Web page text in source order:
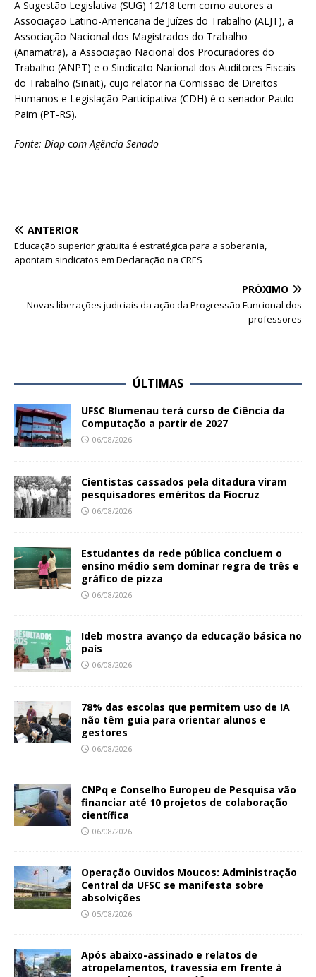
A Sugestão Legislativa (SUG) 12/18 tem como autores a
Associação Latino-Americana de Juízes do Trabalho (ALJT), a
Associação Nacional dos Magistrados do Trabalho
(Anamatra), a Associação Nacional dos Procuradores do
Trabalho (ANPT) e o Sindicato Nacional dos Auditores Fiscais
do Trabalho (Sinait), cujo relator na Comissão de Direitos
Humanos e Legislação Participativa (CDH) é o senador Paulo
Paim (PT-RS).
Fonte: Diap com Agência Senado
ANTERIOR
Educação superior gratuita é estratégica para a soberania,
apontam sindicatos em Declaração na CRES
PRÓXIMO
Novas liberações judiciais da ação da Progressão Funcional dos
professores
ÚLTIMAS
UFSC Blumenau terá curso de Ciência da
Computação a partir de 2027
06/08/2026
Cientistas cassados pela ditadura viram
pesquisadores eméritos da Fiocruz
06/08/2026
Estudantes da rede pública concluem o
ensino médio sem dominar regra de três e
gráfico de pizza
06/08/2026
Ideb mostra avanço da educação básica no
país
06/08/2026
78% das escolas que permitem uso de IA
não têm guia para orientar alunos e
gestores
06/08/2026
CNPq e Conselho Europeu de Pesquisa vão
financiar até 10 projetos de colaboração
científica
06/08/2026
Operação Ouvidos Moucos: Administração
Central da UFSC se manifesta sobre
absolvições
05/08/2026
Após abaixo-assinado e relatos de
atropelamentos, travessia em frente à